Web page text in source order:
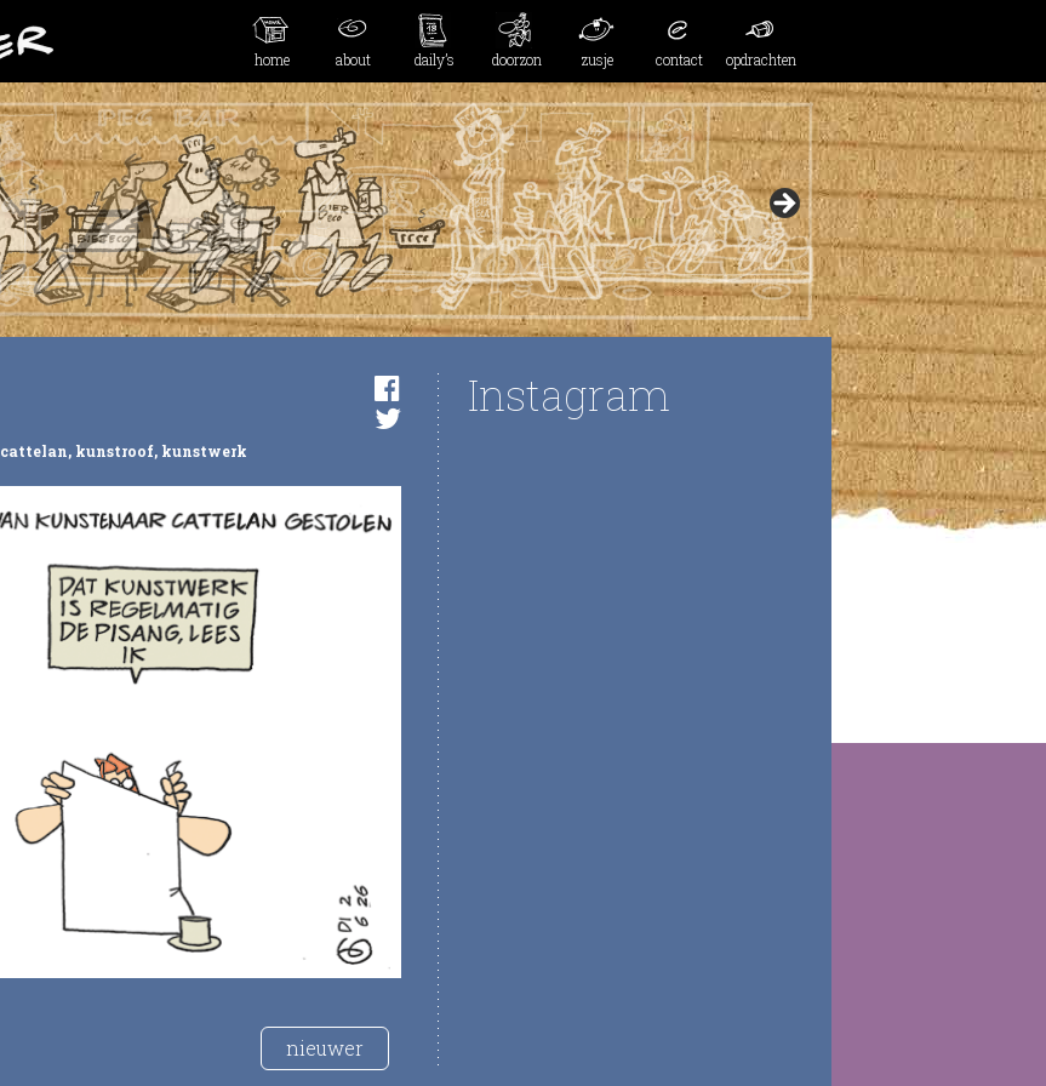
home about daily’s doorzon zusje contact opdrachten
cattelan, kunstroof, kunstwerk
nieuwer
Instagram